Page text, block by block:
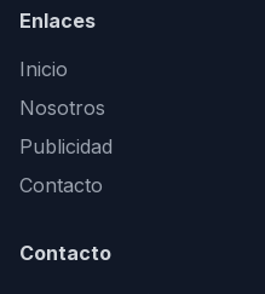
Enlaces
Inicio
Nosotros
Publicidad
Contacto
Contacto